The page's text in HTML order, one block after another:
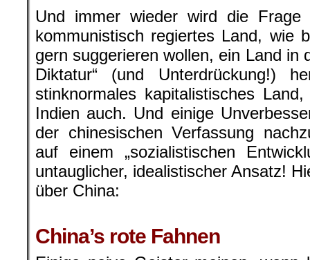
Und immer wieder wird die
kommunistisch regiertes Land, wie
gern suggerieren wollen, ein Land in
Diktatur“ (und Unterdrückung!)
stinknormales kapitalistisches
Indien auch. Und einige
der chinesischen Verfassung
auf einem „sozialistischen
untauglicher, idealistischer Ansatz!
über China:
China’s rote Fahnen